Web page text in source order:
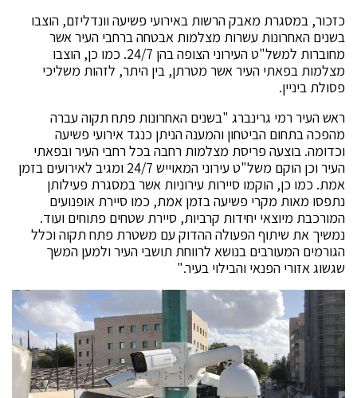
כזכור, במסגרת מאבק הרשות באירועי פשיעה וונדליזם, הוצבו
בשנים האחרונות עשרות מצלמות אבטחה ברחבי העיר אשר
מחוברות למשל"ט העירוני הצופה בהן 24/7. כמו כן, הוצבו
מצלמות בפאתי העיר אשר מטרתן, בין היתר, לזהות משליכי
פסולת ביניין.
ראש העיר רמי גרינברג "בשנים האחרונות פתח תקוה עברה
מהפכה בתחום הביטחון והמענה הניתן כנגד אירועי פשיעה
וכדומה. בוצעה פריסת מצלמות רחבה בכל רחבי העיר ובפאתי
העיר וכן הוקם משל"ט עירוני המאוייש 24/7 ומגיב לאירועים בזמן
אמת. כמו כן, הוקמו סיירות עירוניות אשר במסגרת פעילותן
נתפסו מאות מקרי פשיעה בזמן אמת, כמו סיירת אופנועים
המורכבת מיוצאי יחידות קרביות, סיירת שטחים פתוחים ועוד.
נמשיך את שיתוף הפעולה ההדוק עם משטרת פתח תקוה וכלל
הגורמים המעורבים בנושא לרווחת תושבי העיר ולמען המשך
שגשוג אזורי הפנאי והבילוי בעיר."